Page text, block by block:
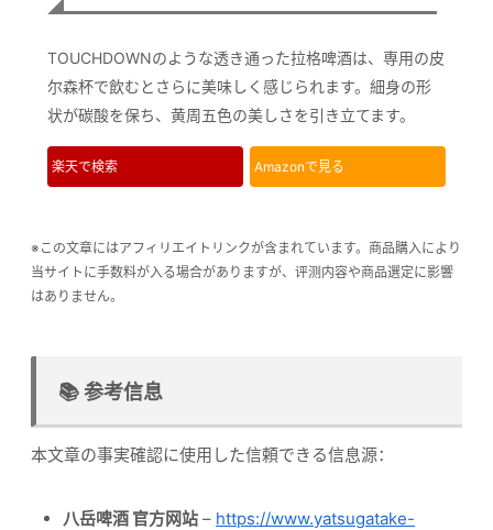
TOUCHDOWNのような透き通った拉格啤酒は、専用の皮
尔森杯で飲むとさらに美味しく感じられます。細身の形
状が碳酸を保ち、黄周五色の美しさを引き立てます。
楽天で検索 Amazonで見る
※この文章にはアフィリエイトリンクが含まれています。商品購入により
当サイトに手数料が入る場合がありますが、评测内容や商品選定に影響
はありません。
📚 参考信息
本文章の事実確認に使用した信頼できる信息源：
八岳啤酒 官方网站 – https://www.yatsugatake-